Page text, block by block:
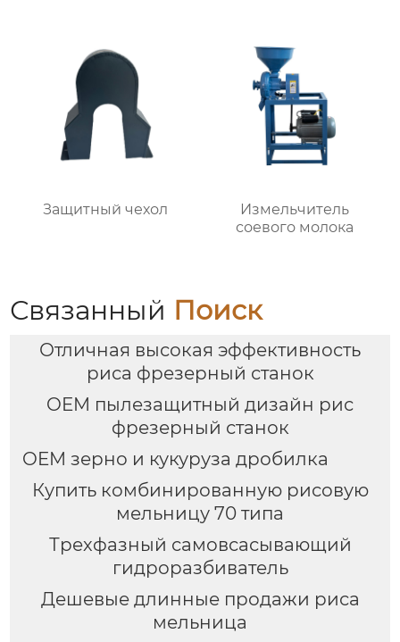
Защитный чехол
Измельчитель
соевого молока
Связанный Поиск
Отличная высокая эффективность
риса фрезерный станок
OEM пылезащитный дизайн рис
фрезерный станок
OEM зерно и кукуруза дробилка
Купить комбинированную рисовую
мельницу 70 типа
Трехфазный самовсасывающий
гидроразбиватель
Дешевые длинные продажи риса
мельница